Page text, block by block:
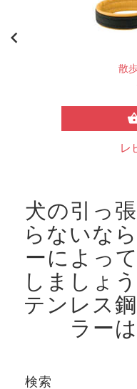
散
レ
犬の引っ
らないな
ーによっ
しましょう
テンレス
ラー
検索